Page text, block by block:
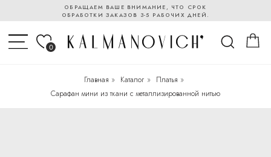
ОБРАЩАЕМ ВАШЕ ВНИМАНИЕ, ЧТО СРОК
ОБРАБОТКИ ЗАКАЗОВ 3-5 РАБОЧИХ ДНЕЙ.
0
Главная » Каталог » Платья »
Сарафан мини из ткани с металлизированной нитью